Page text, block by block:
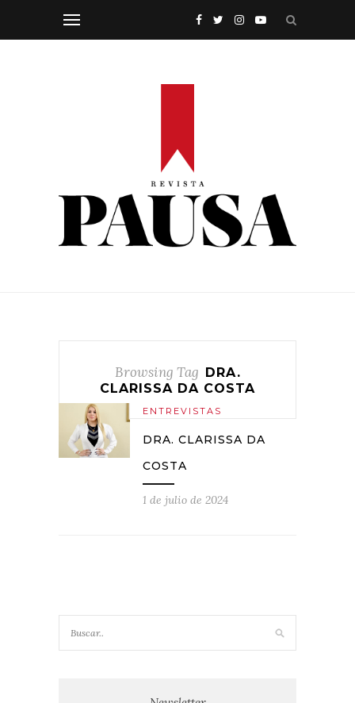
Browsing Tag DRA.
CLARISSA DA COSTA
ENTREVISTAS
DRA. CLARISSA DA
COSTA
1 de julio de 2024